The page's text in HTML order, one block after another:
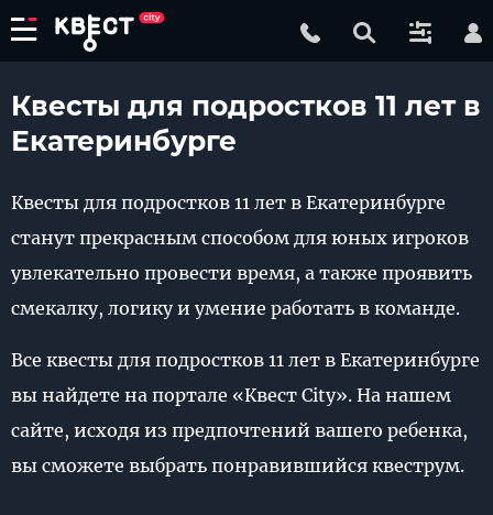
Квесты для подростков 11 лет в
Екатеринбурге
Квесты для подростков 11 лет в Екатеринбурге
станут прекрасным способом для юных игроков
увлекательно провести время, а также проявить
смекалку, логику и умение работать в команде.
Все квесты для подростков 11 лет в Екатеринбурге
вы найдете на портале «Квест City». На нашем
сайте, исходя из предпочтений вашего ребенка,
вы сможете выбрать понравившийся квеструм.